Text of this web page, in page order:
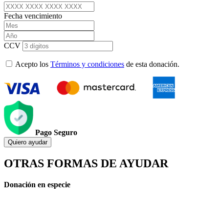
Fecha vencimiento
CCV
Acepto los Términos y condiciones de esta donación.
Pago Seguro
Quiero ayudar
OTRAS FORMAS DE AYUDAR
Donación en especie